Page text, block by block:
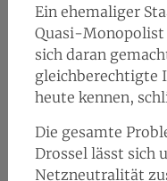
Ein ehemaliger
Quasi-
sich daran
gleichberechtigte
heute kennen,
Die gesamte
Drossel lässt sich
Netzneutralität